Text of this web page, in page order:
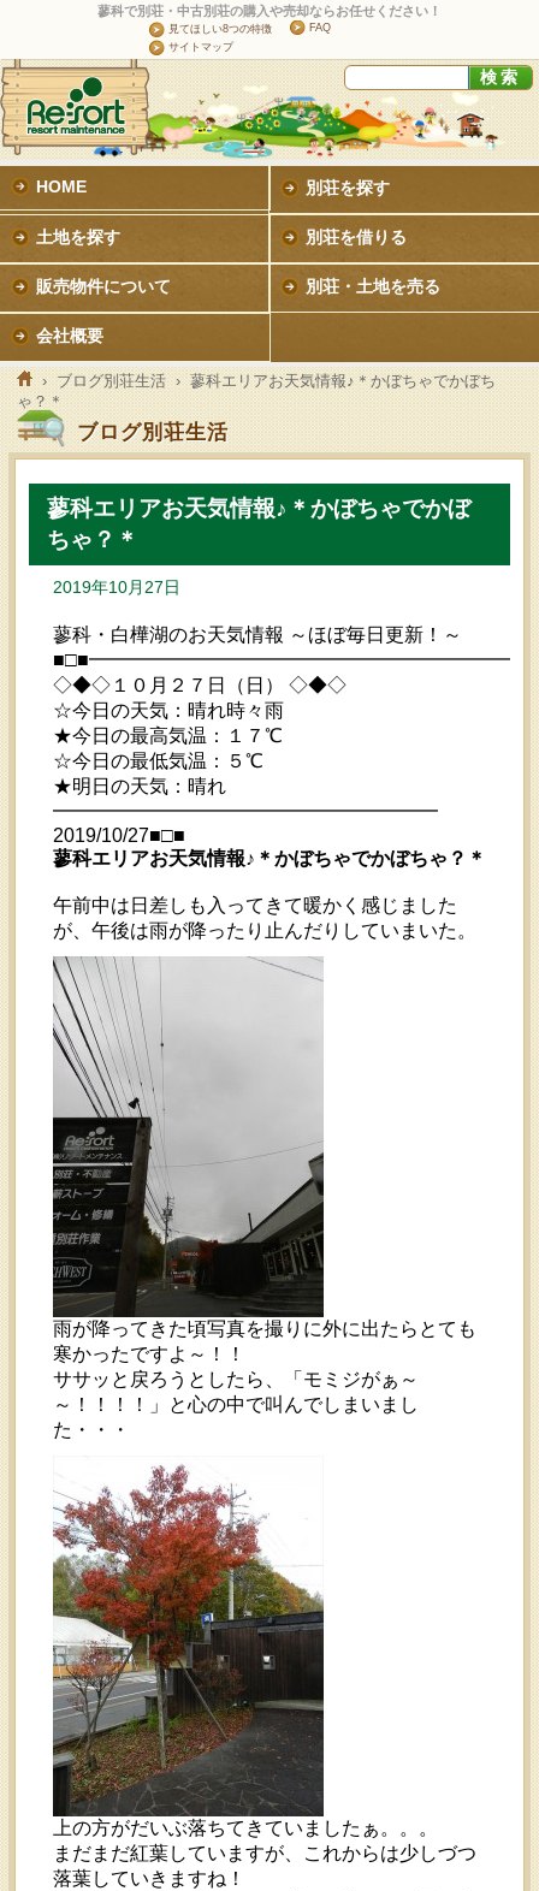
蓼科で別荘・中古別荘の購入や売却ならお任せください！
見てほしい8つの特徴
FAQ
サイトマップ
HOME 別荘を探す
土地を探す 別荘を借りる
販売物件について 別荘・土地を売る
会社概要
›ブログ別荘生活› 蓼科エリアお天気情報♪＊かぼちゃでかぼち
ゃ？＊
ブログ別荘生活
蓼科エリアお天気情報♪＊かぼちゃでかぼ
ちゃ？＊
2019年10月27日
蓼科・白樺湖のお天気情報 ～ほぼ毎日更新！～
◇◆◇１０月２７日（日） ◇◆◇
☆今日の天気：晴れ時々雨
★今日の最高気温：１７℃
☆今日の最低気温：５℃
★明日の天気：晴れ
━━━━━━━━━━━━━━━━━━━━
2019/10/27■□■
蓼科エリアお天気情報♪＊かぼちゃでかぼちゃ？＊
午前中は日差しも入ってきて暖かく感じました
が、午後は雨が降ったり止んだりしていまいた。
雨が降ってきた頃写真を撮りに外に出たらとても
寒かったですよ～！！
ササッと戻ろうとしたら、「モミジがぁ～
～！！！！」と心の中で叫んでしまいまし
た・・・
上の方がだいぶ落ちてきていましたぁ。。。
まだまだ紅葉していますが、これからは少しづつ
落葉していきますね！